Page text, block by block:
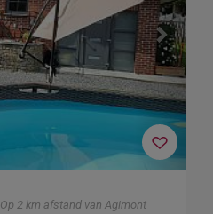
Op 2 km afstand van Agimont